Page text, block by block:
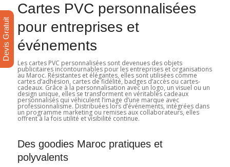
Cartes PVC personnalisées
pour entreprises et
événements
Les cartes PVC personnalisées sont devenues des objets
publicitaires incontournables pour les entreprises et organisations
au Maroc. Résistantes et élégantes, elles sont utilisées comme
cartes d’adhésion, cartes de fidélité, badges d’accès ou cartes-
cadeaux. Grâce à la personnalisation avec un logo, un visuel ou un
design unique, elles se transforment en véritables cadeaux
personnalisés qui véhiculent l’image d’une marque avec
professionnalisme. Distribuées lors d’événements, intégrées dans
un programme marketing ou remises aux collaborateurs, elles
offrent à la fois utilité et visibilité continue.
Des goodies Maroc pratiques et
polyvalents
Devis Gratuit